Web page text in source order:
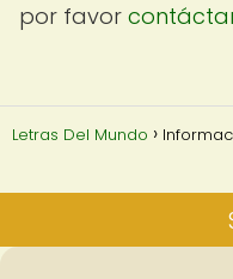
por favor
Letras Del Mundo